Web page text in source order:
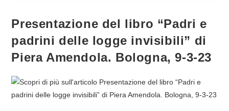
Strategia
Tensione
–
La
Sua
Presentazione del libro “Padri e
padrini delle logge invisibili” di
Piera Amendola. Bologna, 9-3-23